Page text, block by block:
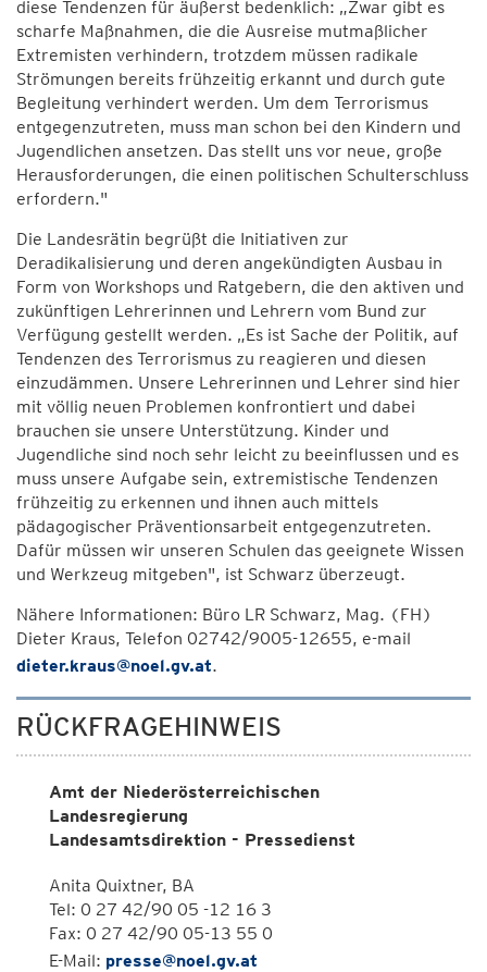
diese Tendenzen für äußerst bedenklich: „Zwar gibt es
scharfe Maßnahmen, die die Ausreise mutmaßlicher
Extremisten verhindern, trotzdem müssen radikale
Strömungen bereits frühzeitig erkannt und durch gute
Begleitung verhindert werden. Um dem Terrorismus
entgegenzutreten, muss man schon bei den Kindern und
Jugendlichen ansetzen. Das stellt uns vor neue, große
Herausforderungen, die einen politischen Schulterschluss
erfordern."
Die Landesrätin begrüßt die Initiativen zur
Deradikalisierung und deren angekündigten Ausbau in
Form von Workshops und Ratgebern, die den aktiven und
zukünftigen Lehrerinnen und Lehrern vom Bund zur
Verfügung gestellt werden. „Es ist Sache der Politik, auf
Tendenzen des Terrorismus zu reagieren und diesen
einzudämmen. Unsere Lehrerinnen und Lehrer sind hier
mit völlig neuen Problemen konfrontiert und dabei
brauchen sie unsere Unterstützung. Kinder und
Jugendliche sind noch sehr leicht zu beeinflussen und es
muss unsere Aufgabe sein, extremistische Tendenzen
frühzeitig zu erkennen und ihnen auch mittels
pädagogischer Präventionsarbeit entgegenzutreten.
Dafür müssen wir unseren Schulen das geeignete Wissen
und Werkzeug mitgeben", ist Schwarz überzeugt.
Nähere Informationen: Büro LR Schwarz, Mag. (FH)
Dieter Kraus, Telefon 02742/9005-12655, e-mail
dieter.kraus@noel.gv.at.
RÜCKFRAGEHINWEIS
Amt der Niederösterreichischen
Landesregierung
Landesamtsdirektion - Pressedienst
Anita Quixtner, BA
Tel: 0 27 42/90 05 -12 16 3
Fax: 0 27 42/90 05-13 55 0
E-Mail: presse@noel.gv.at